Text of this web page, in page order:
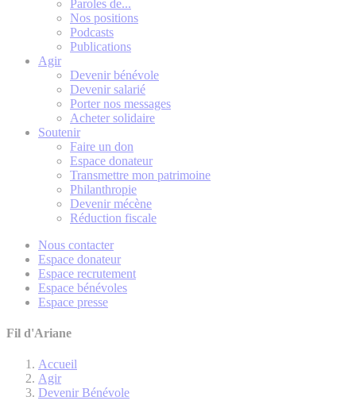
Paroles de...
Nos positions
Podcasts
Publications
Agir
Devenir bénévole
Devenir salarié
Porter nos messages
Acheter solidaire
Soutenir
Faire un don
Espace donateur
Transmettre mon patrimoine
Philanthropie
Devenir mécène
Réduction fiscale
Nous contacter
Espace donateur
Espace recrutement
Espace bénévoles
Espace presse
Fil d'Ariane
Accueil
Agir
Devenir Bénévole